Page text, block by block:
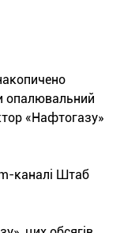
опалювальний
«Нафтогазу»
каналі Штаб